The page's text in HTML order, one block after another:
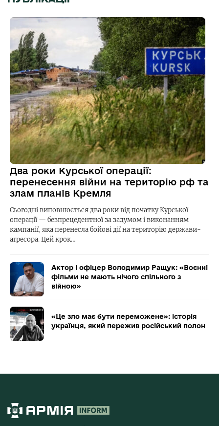
Два роки Курської операції:
перенесення війни на територію рф та
злам планів Кремля
Сьогодні виповнюється два роки від початку Курської
операції — безпрецедентної за задумом і виконанням
кампанії, яка перенесла бойові дії на територію держави-
агресора. Цей крок…
Актор і офіцер Володимир Ращук: «Воєнні
фільми не мають нічого спільного з
війною»
«Це зло має бути переможене»: історія
українця, який пережив російський полон